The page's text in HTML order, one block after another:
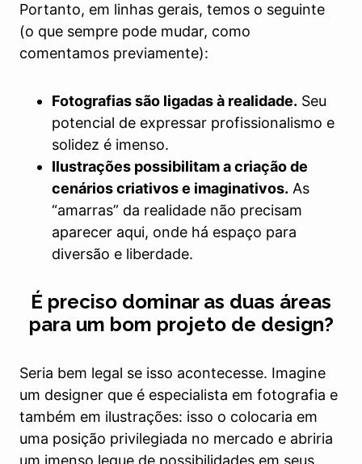
Portanto, em linhas gerais, temos o seguinte
(o que sempre pode mudar, como
comentamos previamente):
Fotografias são ligadas à realidade. Seu
potencial de expressar profissionalismo e
solidez é imenso.
Ilustrações possibilitam a criação de
cenários criativos e imaginativos. As
“amarras” da realidade não precisam
aparecer aqui, onde há espaço para
diversão e liberdade.
É preciso dominar as duas áreas
para um bom projeto de design?
Seria bem legal se isso acontecesse. Imagine
um designer que é especialista em fotografia e
também em ilustrações: isso o colocaria em
uma posição privilegiada no mercado e abriria
um imenso leque de possibilidades em seus